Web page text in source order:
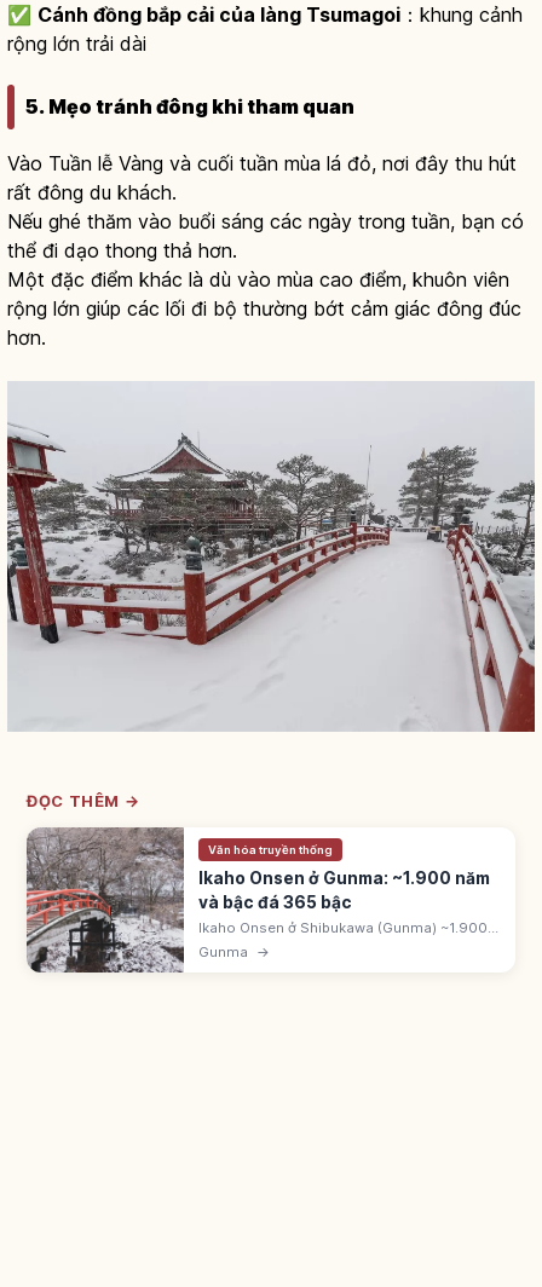
✅ Cánh đồng bắp cải của làng Tsumagoi ：khung cảnh
rộng lớn trải dài
5. Mẹo tránh đông khi tham quan
Vào Tuần lễ Vàng và cuối tuần mùa lá đỏ, nơi đây thu hút
rất đông du khách.
Nếu ghé thăm vào buổi sáng các ngày trong tuần, bạn có
thể đi dạo thong thả hơn.
Một đặc điểm khác là dù vào mùa cao điểm, khuôn viên
rộng lớn giúp các lối đi bộ thường bớt cảm giác đông đúc
hơn.
ĐỌC THÊM →
Văn hóa truyền thống
Ikaho Onsen ở Gunma: ~1.900 năm
và bậc đá 365 bậc
Ikaho Onsen ở Shibukawa (Gunma) ~1.900
năm, ghi trong Manyoshu. Có 'Kogane-no-
Gunma →